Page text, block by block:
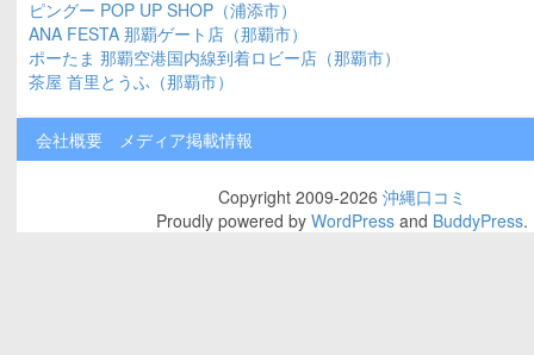
ピングー POP UP SHOP（浦添市）
ANA FESTA 那覇ゲート店（那覇市）
ポーたま 那覇空港国内線到着ロビー店（那覇市）
茶屋 首里とうふ（那覇市）
会社概要 メディア掲載情報
Copyright 2009-2026 沖縄口コミ
Proudly powered by WordPressand BuddyPress.